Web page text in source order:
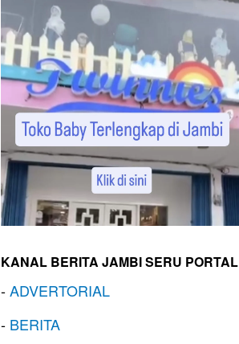
KANAL BERITA JAMBI SERU PORTAL
-ADVERTORIAL
- BERITA